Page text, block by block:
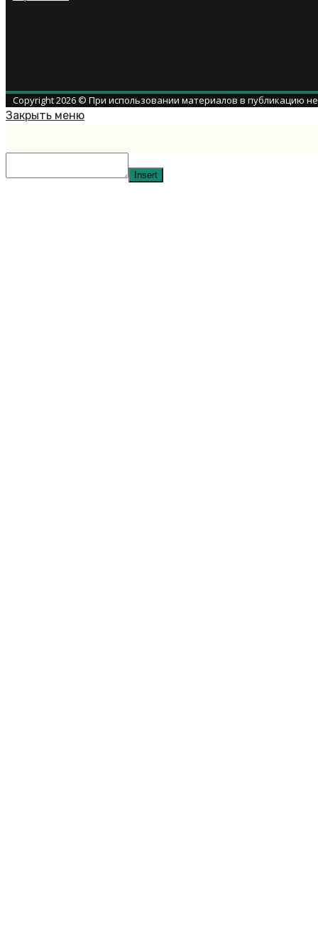
Copyright 2026 © При использовании материалов в публикацию
Закрыть меню
Insert